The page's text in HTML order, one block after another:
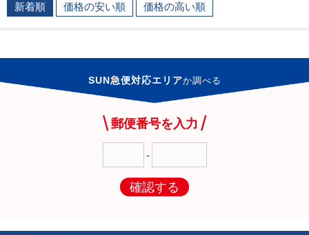
新着順
価格の安い順 価格の高い順
SUN急便対応エリアか調べる
郵便番号を入力
-
確認する